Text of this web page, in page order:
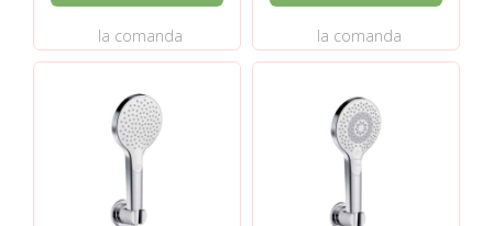
la comanda la comanda